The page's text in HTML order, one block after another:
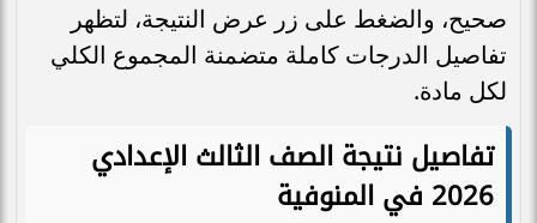
صحيح، والضغط على زر عرض النتيجة، لتظهر
تفاصيل الدرجات كاملة متضمنة المجموع الكلي
لكل مادة.
تفاصيل نتيجة الصف الثالث الإعدادي
2026 في المنوفية